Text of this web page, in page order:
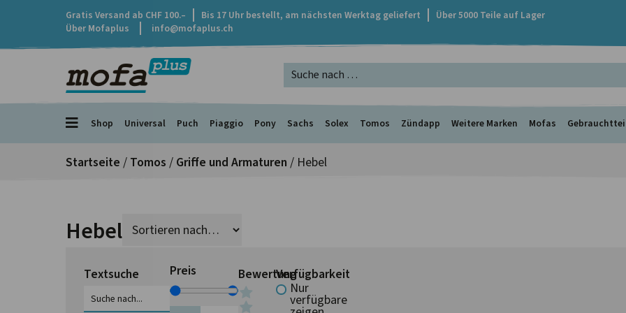
Gratis Versand ab CHF 100.– Bis 17 Uhr bestellt, am nächsten Werktag geliefert
Über 5000 Teile auf Lager
Über Mofaplus
info@mofaplus.ch
Shop Universal Puch Piaggio Pony Sachs Solex Tomos Zündapp Weitere Marken Mofas
Startseite / Tomos / Griffe und Armaturen / Hebel
Hebel
Textsuche Preis BewertungVerfügbarkeit
Nur
verfügbare